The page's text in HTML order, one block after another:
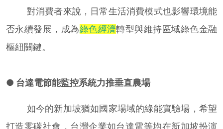
對消費者來說，日常生活消費模式也影響環境能
否永續發展，成為綠色經濟轉型與維持區域綠色金融
樞紐關鍵。
● 台達電節能監控系統力推垂直農場
如今的新加坡猶如國家場域的綠能實驗場，希望
打造零碳社會，台灣企業如台達電等均在新加坡扮演